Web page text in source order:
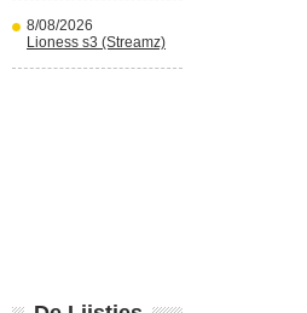
8/08/2026
Lioness s3 (Streamz)